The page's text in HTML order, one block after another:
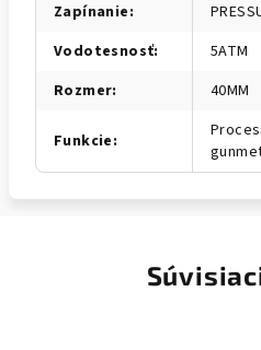
Zapínanie:
Vodotesnosť:
5ATM
Rozmer: 40MM
Funkcie: